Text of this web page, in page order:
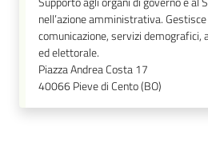
nell’azione amministrativa.
comunicazione, servizi demografici,
ed elettorale.
Piazza Andrea Costa 17
40066Pieve di Cento (BO)